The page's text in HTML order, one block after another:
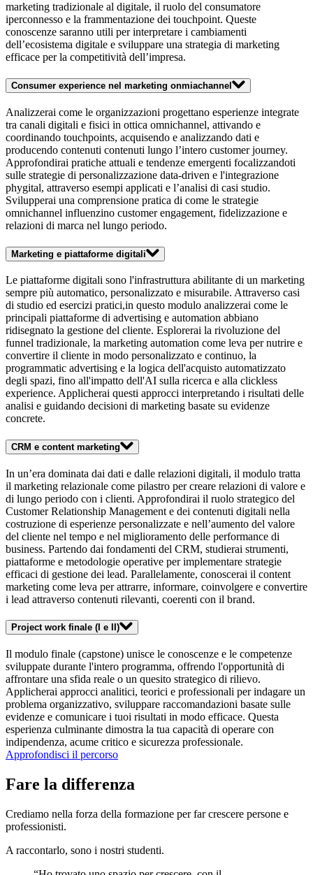
marketing tradizionale al digitale, il ruolo del consumatore
iperconnesso e la frammentazione dei touchpoint. Queste
conoscenze saranno utili per interpretare i cambiamenti
dell’ecosistema digitale e sviluppare una strategia di marketing
efficace per la competitività dell’impresa.
Consumer experience nel marketing onmiachannel
Analizzerai come le organizzazioni progettano esperienze integrate
tra canali digitali e fisici in ottica omnichannel, attivando e
coordinando touchpoints, acquisendo e analizzando dati e
producendo contenuti contenuti lungo l’intero customer journey.
Approfondirai pratiche attuali e tendenze emergenti focalizzandoti
sulle strategie di personalizzazione data-driven e l'integrazione
phygital, attraverso esempi applicati e l’analisi di casi studio.
Svilupperai una comprensione pratica di come le strategie
omnichannel influenzino customer engagement, fidelizzazione e
relazioni di marca nel lungo periodo.
Marketing e piattaforme digitali
Le piattaforme digitali sono l'infrastruttura abilitante di un marketing
sempre più automatico, personalizzato e misurabile. Attraverso casi
di studio ed esercizi pratici,in questo modulo analizzerai come le
principali piattaforme di advertising e automation abbiano
ridisegnato la gestione del cliente. Esplorerai la rivoluzione del
funnel tradizionale, la marketing automation come leva per nutrire e
convertire il cliente in modo personalizzato e continuo, la
programmatic advertising e la logica dell'acquisto automatizzato
degli spazi, fino all'impatto dell'AI sulla ricerca e alla clickless
experience. Applicherai questi approcci interpretando i risultati delle
analisi e guidando decisioni di marketing basate su evidenze
concrete.
CRM e content marketing
In un’era dominata dai dati e dalle relazioni digitali, il modulo tratta
il marketing relazionale come pilastro per creare relazioni di valore e
di lungo periodo con i clienti. Approfondirai il ruolo strategico del
Customer Relationship Management e dei contenuti digitali nella
costruzione di esperienze personalizzate e nell’aumento del valore
del cliente nel tempo e nel miglioramento delle performance di
business. Partendo dai fondamenti del CRM, studierai strumenti,
piattaforme e metodologie operative per implementare strategie
efficaci di gestione dei lead. Parallelamente, conoscerai il content
marketing come leva per attrarre, informare, coinvolgere e convertire
i lead attraverso contenuti rilevanti, coerenti con il brand.
Project work finale (I e II)
Il modulo finale (capstone) unisce le conoscenze e le competenze
sviluppate durante l'intero programma, offrendo l'opportunità di
affrontare una sfida reale o un quesito strategico di rilievo.
Applicherai approcci analitici, teorici e professionali per indagare un
problema organizzativo, sviluppare raccomandazioni basate sulle
evidenze e comunicare i tuoi risultati in modo efficace. Questa
esperienza culminante dimostra la tua capacità di operare con
indipendenza, acume critico e sicurezza professionale.
Approfondisci il percorso
Fare la differenza
Crediamo nella forza della formazione per far crescere persone e
professionisti.
A raccontarlo, sono i nostri studenti.